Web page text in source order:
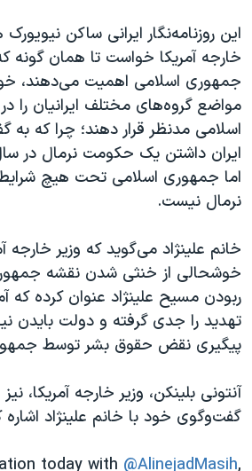
این روزنامه‌نگار ایرانی ساکن
خارجه آمریکا خواست تا همان گونه
جمهوری اسلامی اهمیت می‌دهند،
مواضع گروه‌های مختلف ایرانیان را
اسلامی مدنظر قرار دهند؛ چرا که به
اما جمهوری اسلامی تحت هیچ
نرمال نیست.
خانم علینژاد می‌گوید که وزیر خارجه
خوشحالی از خنثی شدن نقشه
ربودن مسیح علینژاد عنوان کرده که
تهدید را جدی گرفته و دولت بایدن
پیگیری نقض حقوق بشر توسط
آنتونی بلینکن، وزیر خارجه آمریکا،
گفت‌و‌گوی خود با خانم علینژاد اشاره
today with @AlinejadMasih,